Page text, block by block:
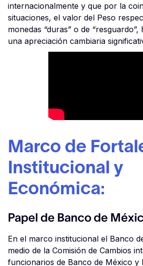
internacionalmente y que por la
situaciones, el valor del Peso
monedas “duras” o de
una apreciación cambiaria
Marco de
Institucional y
Económica:
Papel de Banco de
En el marco institucional el Banco
medio de la Comisión de Cambios
funcionarios de Banco de México y